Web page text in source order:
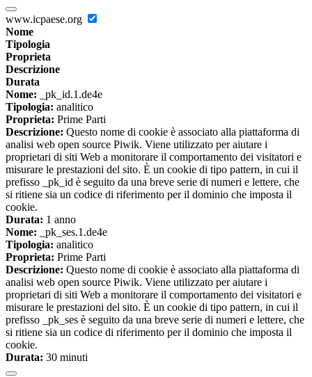
www.icpaese.org
Nome
Tipologia
Proprieta
Descrizione
Durata
Nome: _pk_id.1.de4e
Tipologia: analitico
Proprieta: Prime Parti
Descrizione: Questo nome di cookie è associato alla piattaforma di
analisi web open source Piwik. Viene utilizzato per aiutare i
proprietari di siti Web a monitorare il comportamento dei visitatori e
misurare le prestazioni del sito. È un cookie di tipo pattern, in cui il
prefisso _pk_id è seguito da una breve serie di numeri e lettere, che
si ritiene sia un codice di riferimento per il dominio che imposta il
cookie.
Durata: 1 anno
Nome: _pk_ses.1.de4e
Tipologia: analitico
Proprieta: Prime Parti
Descrizione: Questo nome di cookie è associato alla piattaforma di
analisi web open source Piwik. Viene utilizzato per aiutare i
proprietari di siti Web a monitorare il comportamento dei visitatori e
misurare le prestazioni del sito. È un cookie di tipo pattern, in cui il
prefisso _pk_ses è seguito da una breve serie di numeri e lettere, che
si ritiene sia un codice di riferimento per il dominio che imposta il
cookie.
Durata: 30 minuti